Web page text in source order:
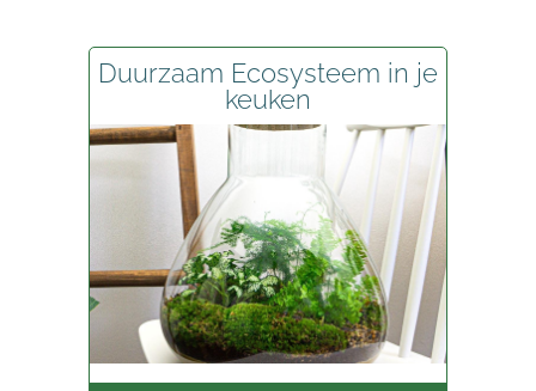
Duurzaam Ecosysteem in je
keuken